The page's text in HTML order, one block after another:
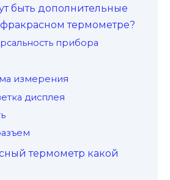
быть дополнительные
термометре?
прибора
измерения
дисплея
термометр какой